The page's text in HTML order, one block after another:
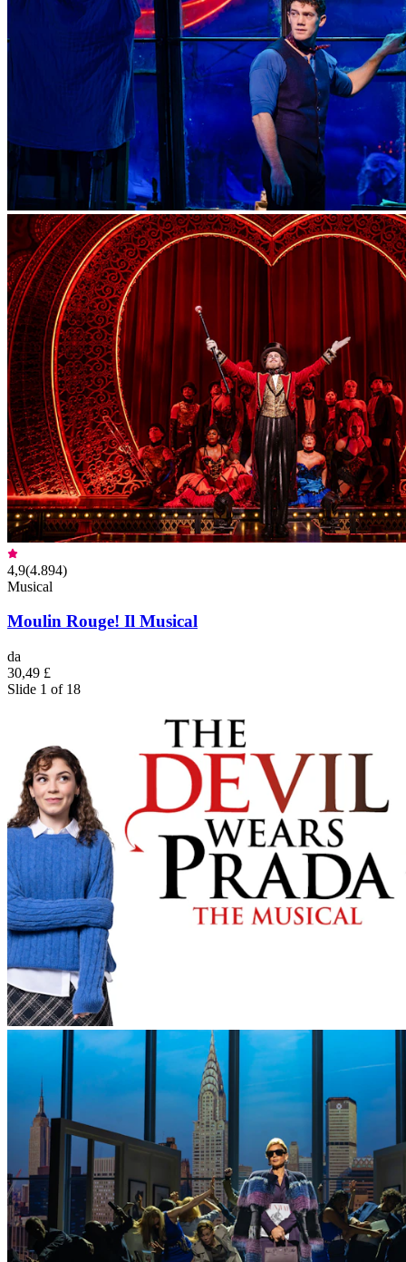
4,9(4.894)
Musical
Moulin Rouge! Il Musical
da
30,49 £
Slide 1 of 18